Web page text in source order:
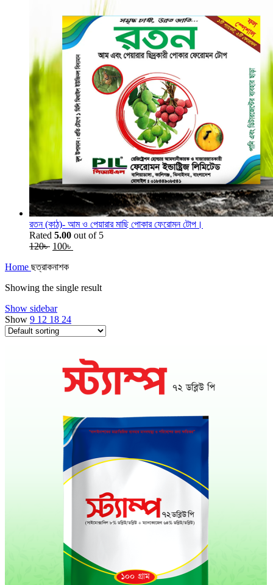
রতন (কাঠ)- আম ও পেয়ারার মাছি পোকার ফেরোমন টোপ।
Rated 5.00 out of 5
120৳ 100৳
Home ছত্রাকনাশক
Showing the single result
Show sidebar
Show 9 12 18 24